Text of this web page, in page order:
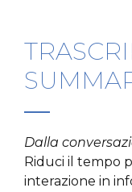
Dalla
Riduci il tempo
interazione in